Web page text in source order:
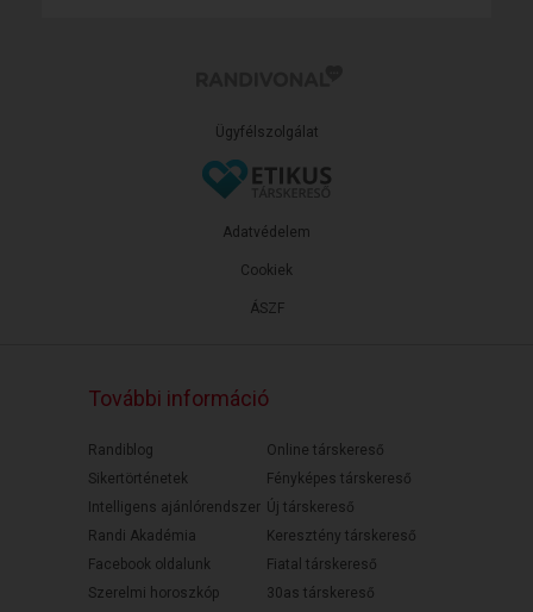
Ügyfélszolgálat
ÁSZF
Adatvédelem
Cookiek
További információ
Randiblog
Sikertörténetek
Intelligens ajánlórendszer
Randi Akadémia
Facebook oldalunk
Szerelmi horoszkóp
Online társkereső
Fényképes társkereső
Új társkereső
Keresztény társkereső
Fiatal társkereső
30as társkereső